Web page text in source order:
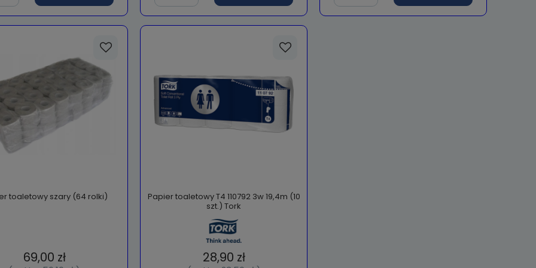
toaletowy szary (64 rolki)
69,00 zł
Papier toaletowy T4 110792 3w 19,4m (10
szt.) Tork
28,90 zł